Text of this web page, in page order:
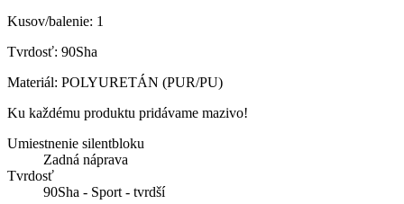
Kusov/balenie: 1
Tvrdosť: 90Sha
Materiál: POLYURETÁN (PUR/PU)
Ku každému produktu pridávame mazivo!
Umiestnenie silentbloku
Zadná náprava
Tvrdosť
90Sha - Sport - tvrdší